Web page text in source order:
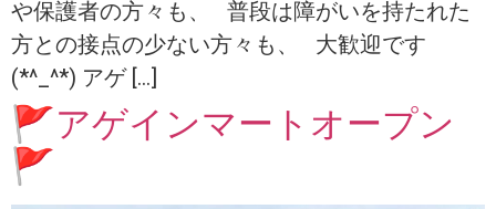
や保護者の方々も、 普段は障がいを持たれた
方との接点の少ない方々も、 大歓迎です
(*^_^*) アゲ […]
🚩アゲインマートオープン
🚩